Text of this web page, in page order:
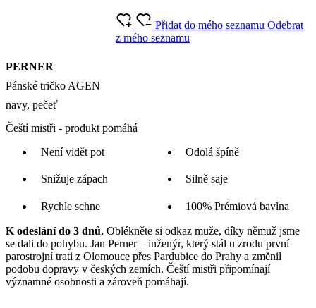
PERNER
Pánské tričko AGEN
navy, pečeť
Přidat do mého seznamuOdebrat
z mého seznamu
Čeští mistři - produkt pomáhá
Není vidět pot
Odolá špíně
Snižuje zápach Silně saje
Rychle schne 100% Prémiová bavlna
K odeslání do 3 dnů. Oblékněte si odkaz muže, díky němuž jsme
se dali do pohybu. Jan Perner – inženýr, který stál u zrodu první
parostrojní trati z Olomouce přes Pardubice do Prahy a změnil
podobu dopravy v českých zemích. Čeští mistři připomínají
významné osobnosti a zároveň pomáhají.